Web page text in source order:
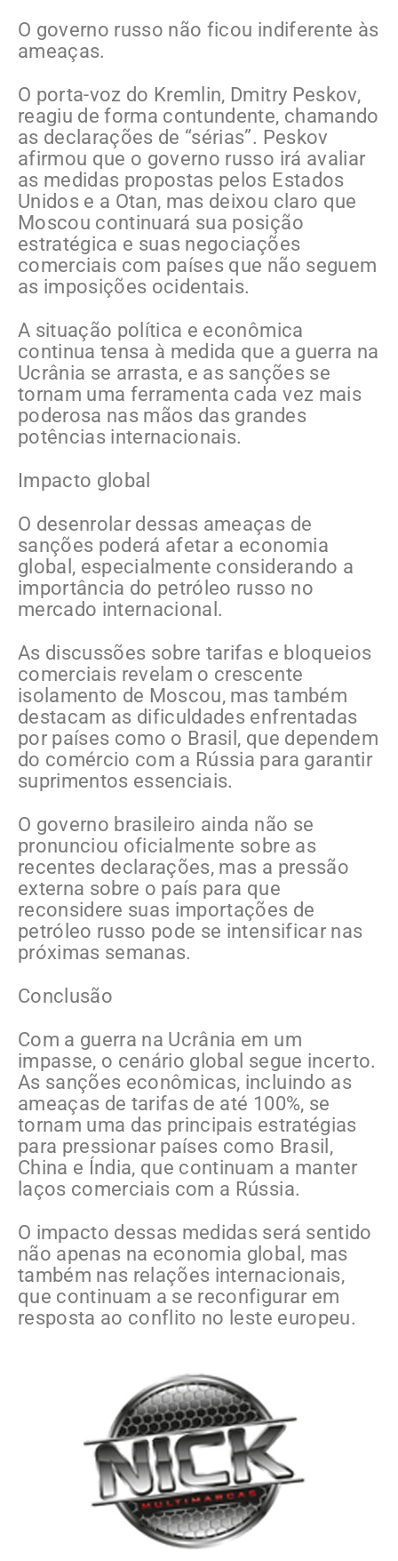
O governo russo não ficou indiferente às
ameaças.
O porta-voz do Kremlin, Dmitry Peskov,
reagiu de forma contundente, chamando
as declarações de “sérias”. Peskov
afirmou que o governo russo irá avaliar
as medidas propostas pelos Estados
Unidos e a Otan, mas deixou claro que
Moscou continuará sua posição
estratégica e suas negociações
comerciais com países que não seguem
as imposições ocidentais.
A situação política e econômica
continua tensa à medida que a guerra na
Ucrânia se arrasta, e as sanções se
tornam uma ferramenta cada vez mais
poderosa nas mãos das grandes
potências internacionais.
Impacto global
O desenrolar dessas ameaças de
sanções poderá afetar a economia
global, especialmente considerando a
importância do petróleo russo no
mercado internacional.
As discussões sobre tarifas e bloqueios
comerciais revelam o crescente
isolamento de Moscou, mas também
destacam as dificuldades enfrentadas
por países como o Brasil, que dependem
do comércio com a Rússia para garantir
suprimentos essenciais.
O governo brasileiro ainda não se
pronunciou oficialmente sobre as
recentes declarações, mas a pressão
externa sobre o país para que
reconsidere suas importações de
petróleo russo pode se intensificar nas
próximas semanas.
Conclusão
Com a guerra na Ucrânia em um
impasse, o cenário global segue incerto.
As sanções econômicas, incluindo as
ameaças de tarifas de até 100%, se
tornam uma das principais estratégias
para pressionar países como Brasil,
China e Índia, que continuam a manter
laços comerciais com a Rússia.
O impacto dessas medidas será sentido
não apenas na economia global, mas
também nas relações internacionais,
que continuam a se reconfigurar em
resposta ao conflito no leste europeu.